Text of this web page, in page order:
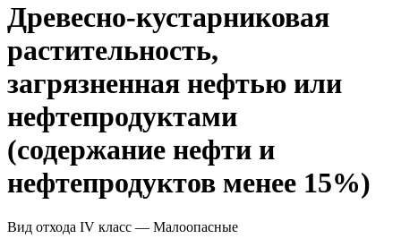
Древесно-кустарниковая
растительность,
загрязненная нефтью или
нефтепродуктами
(содержание нефти и
нефтепродуктов менее 15%)
Вид отхода IV класс — Малоопасные